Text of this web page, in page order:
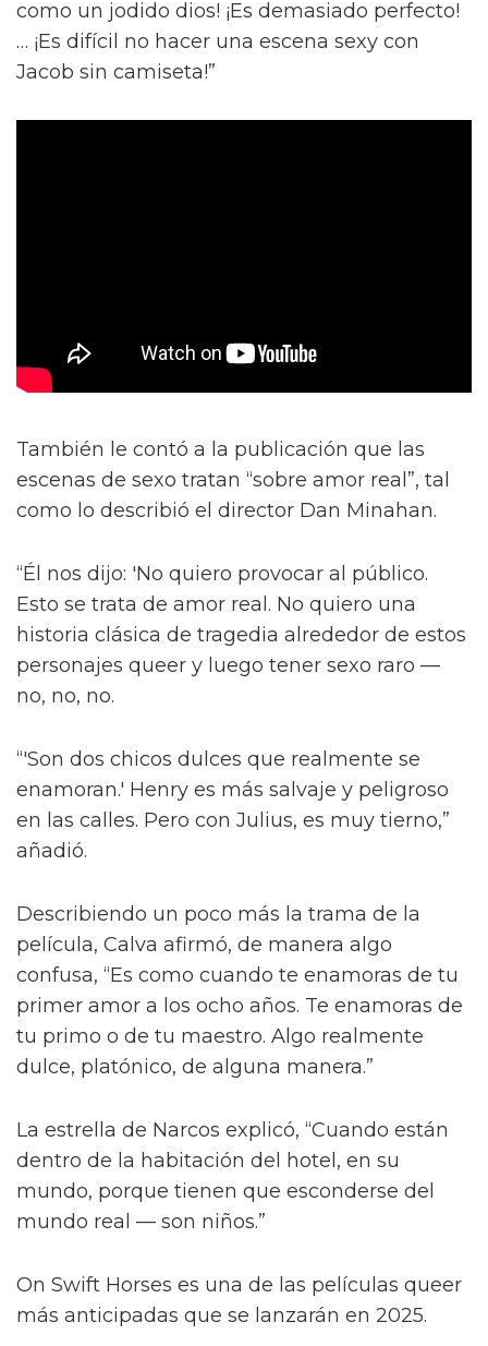
como un jodido dios! ¡Es demasiado perfecto!
… ¡Es difícil no hacer una escena sexy con
Jacob sin camiseta!”
También le contó a la publicación que las
escenas de sexo tratan “sobre amor real”, tal
como lo describió el director Dan Minahan.
“Él nos dijo: 'No quiero provocar al público.
Esto se trata de amor real. No quiero una
historia clásica de tragedia alrededor de estos
personajes queer y luego tener sexo raro —
no, no, no.
“'Son dos chicos dulces que realmente se
enamoran.' Henry es más salvaje y peligroso
en las calles. Pero con Julius, es muy tierno,”
añadió.
Describiendo un poco más la trama de la
película, Calva afirmó, de manera algo
confusa, “Es como cuando te enamoras de tu
primer amor a los ocho años. Te enamoras de
tu primo o de tu maestro. Algo realmente
dulce, platónico, de alguna manera.”
La estrella de Narcos explicó, “Cuando están
dentro de la habitación del hotel, en su
mundo, porque tienen que esconderse del
mundo real — son niños.”
On Swift Horses es una de las películas queer
más anticipadas que se lanzarán en 2025.